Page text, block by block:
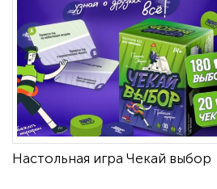
Настольная игра Чекай выбор